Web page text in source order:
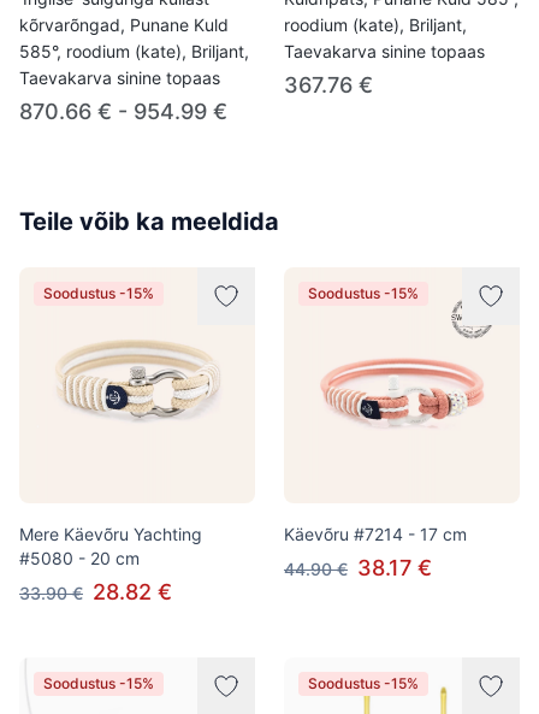
kõrvarõngad, Punane Kuld
585°, roodium (kate), Briljant,
Taevakarva sinine topaas
870.66 € - 954.99 €
roodium (kate), Briljant,
Taevakarva sinine topaas
367.76 €
Teile võib ka meeldida
Soodustus -15%
Mere Käevõru Yachting
#5080 - 20 cm
33.90 € 28.82 €
Soodustus -15%
Käevõru #7214 - 17 cm
44.90 € 38.17 €
Soodustus -15% Soodustus -15%